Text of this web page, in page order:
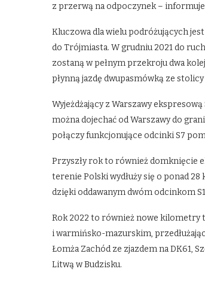
z przerwą na odpoczynek –
Kluczowa dla wielu podróżujących
do Trójmiasta. W grudniu 2021 do
zostaną w pełnym przekroju dwa
płynną jazdę dwupasmówką ze
Wyjeżdżający z Warszawy
można dojechać od Warszawy do
połączy funkcjonujące odcinki S7
Przyszły rok to również domknięcie
terenie Polski wydłuży się o ponad
dzięki oddawanym dwóm odcinkom
Rok 2022 to również nowe kilometry
i warmińsko-mazurskim,
Łomża Zachód ze zjazdem na DK61,
Litwą w Budzisku.